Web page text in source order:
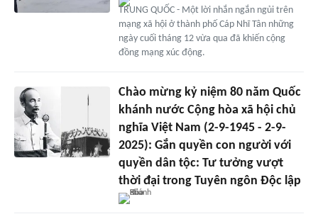
TRUNG QUỐC - Một lời nhắn ngắn ngủi trên
mạng xã hội ở thành phố Cáp Nhĩ Tân những
ngày cuối tháng 12 vừa qua đã khiến cộng
đồng mạng xúc động.
Chào mừng kỷ niệm 80 năm Quốc
khánh nước Cộng hòa xã hội chủ
nghĩa Việt Nam (2-9-1945 - 2-9-
2025): Gắn quyền con người với
quyền dân tộc: Tư tưởng vượt
thời đại trong Tuyên ngôn Độc lập